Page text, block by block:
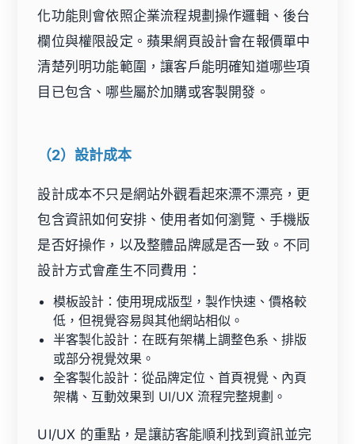
化功能則會依照企業流程規劃操作邏輯、後台
欄位與權限設定。蘋果網頁設計會在報價單中
清楚列明功能範圍，讓客戶能明確知道哪些項
目已包含、哪些屬於加購或客製開發。
（2）設計成本
設計成本不只是網站外觀看起來漂不漂亮，更
包含資訊如何安排、使用者如何瀏覽、手機版
是否好操作，以及整體品牌感是否一致。不同
設計方式會產生不同費用：
模板設計：使用現成版型，製作快速、價格較
低，但視覺容易與其他網站相似。
半客製化設計：在既有架構上調整色系、排版
或部分視覺效果。
全客製化設計：從品牌定位、首頁視覺、內頁
架構、互動效果到 UI/UX 流程完整規劃。
UI/UX 的重點，是讓訪客能順利找到資訊並完